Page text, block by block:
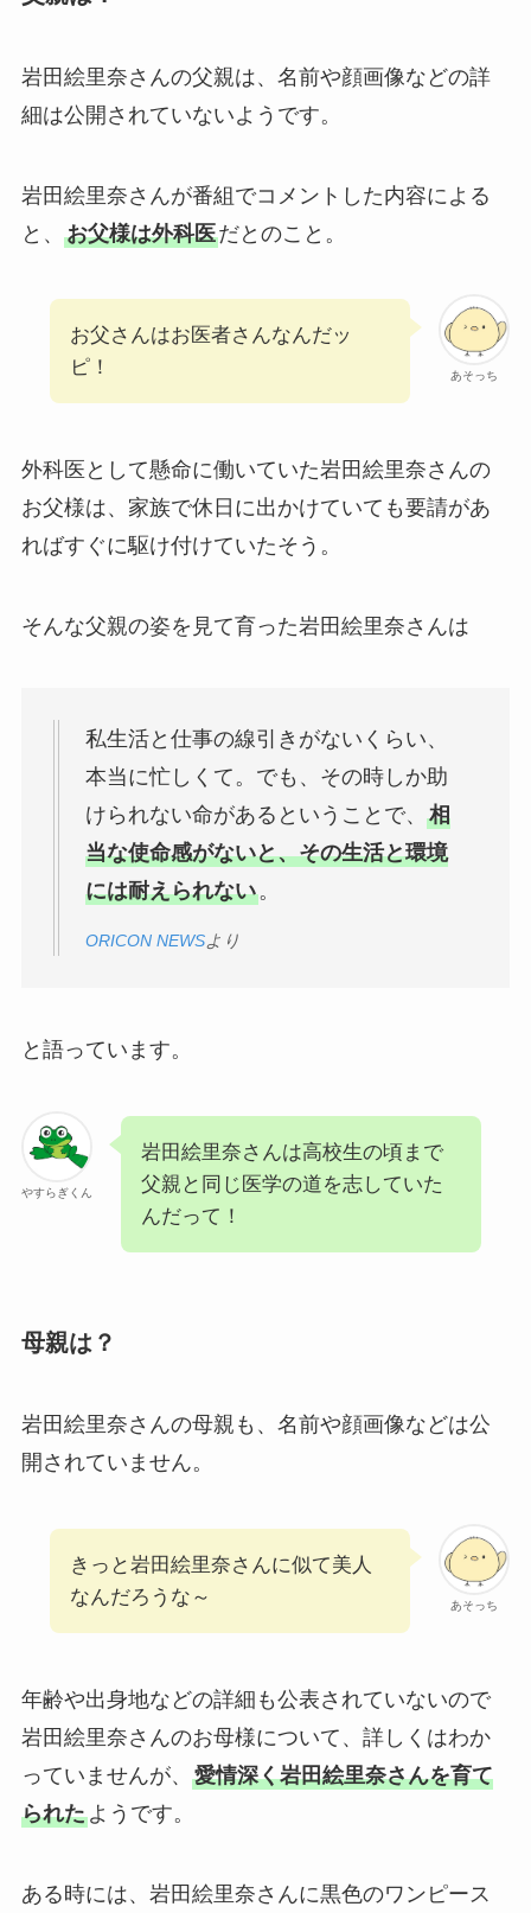
岩田絵里奈さんの父親は、名前や顔画像などの詳
細は公開されていないようです。
岩田絵里奈さんが番組でコメントした内容による
と、 お父様は外科医だとのこと。
あそっち
お父さんはお医者さんなんだッ
ピ！
外科医として懸命に働いていた岩田絵里奈さんの
お父様は、家族で休日に出かけていても要請があ
ればすぐに駆け付けていたそう。
そんな父親の姿を見て育った岩田絵里奈さんは
私生活と仕事の線引きがないくらい、
本当に忙しくて。でも、その時しか助
けられない命があるということで、 相
当な使命感がないと、その生活と環境
には耐えられない。
ORICON NEWSより
と語っています。
やすらぎくん
岩田絵里奈さんは高校生の頃まで
父親と同じ医学の道を志していた
んだって！
母親は？
岩田絵里奈さんの母親も、名前や顔画像などは公
開されていません。
あそっち
きっと岩田絵里奈さんに似て美人
なんだろうな～
年齢や出身地などの詳細も公表されていないので
岩田絵里奈さんのお母様について、詳しくはわか
っていませんが、 愛情深く岩田絵里奈さんを育て
られたようです。
ある時には、岩田絵里奈さんに黒色のワンピース